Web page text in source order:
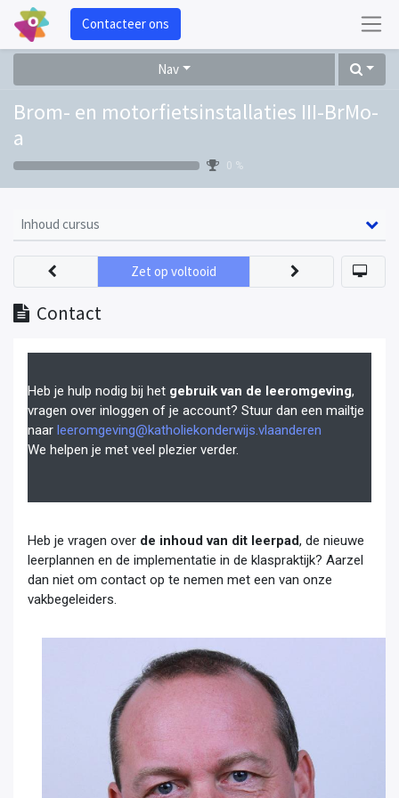
Contacteer ons
Nav
Brom- en motorfietsinstallaties III-BrMo-
a
0 %
Inhoud cursus
Contact
Zet op voltooid
Heb je hulp nodig bij het gebruik van de leeromgeving,
vragen over inloggen of je account? Stuur dan een mailtje
naar leeromgeving@katholiekonderwijs.vlaanderen
We helpen je met veel plezier verder.
Heb je vragen over de inhoud van dit leerpad, de nieuwe
leerplannen en de implementatie in de klaspraktijk? Aarzel
dan niet om contact op te nemen met een van onze
vakbegeleiders.